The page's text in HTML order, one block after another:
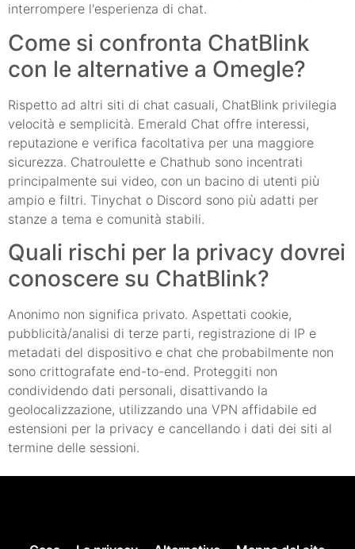
interrompere l'esperienza di chat.
Come si confronta ChatBlink
con le alternative a Omegle?
Rispetto ad altri siti di chat casuali, ChatBlink privilegia
velocità e semplicità. Emerald Chat offre interessi,
reputazione e verifica facoltativa per una maggiore
sicurezza. Chatroulette e Chathub sono incentrati
principalmente sui video, con un bacino di utenti più
ampio e filtri. Tinychat o Discord sono più adatti per
stanze a tema e comunità stabili.
Quali rischi per la privacy dovrei
conoscere su ChatBlink?
Anonimo non significa privato. Aspettati cookie,
pubblicità/analisi di terze parti, registrazione di IP e
metadati del dispositivo e chat che probabilmente non
sono crittografate end-to-end. Proteggiti non
condividendo dati personali, disattivando la
geolocalizzazione, utilizzando una VPN affidabile ed
estensioni per la privacy e cancellando i dati dei siti al
termine delle sessioni.